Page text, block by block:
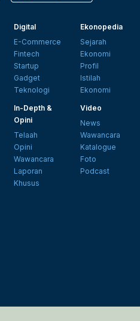
Digital
E-Commerce
Fintech
Startup
Gadget
Teknologi
Ekonopedia
Sejarah
Ekonomi
Profil
Istilah
Ekonomi
In-Depth &
Opini
Telaah
Opini
Wawancara
Laporan
Khusus
Video
News
Wawancara
Katalogue
Foto
Podcast